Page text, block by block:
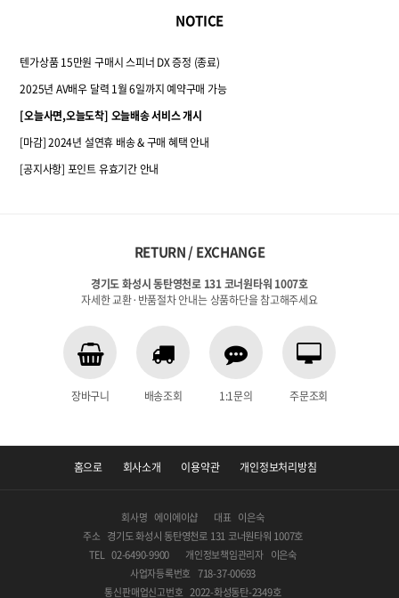
NOTICE
텐가상품 15만원 구매시 스피너 DX 증정 (종료)
2025년 AV배우 달력 1월 6일까지 예약구매 가능
[오늘사면,오늘도착] 오늘배송 서비스 개시
[마감] 2024년 설연휴 배송 & 구매 혜택 안내
[공지사항] 포인트 유효기간 안내
RETURN / EXCHANGE
경기도 화성시 동탄영천로 131 코너원타워 1007호
자세한 교환·반품절차 안내는 상품하단을 참고해주세요
장바구니 배송조회 1:1문의 주문조회
홈으로 회사소개 이용약관 개인정보처리방침
회사명 에이에이샵 대표 이은숙
주소 경기도 화성시 동탄영천로 131 코너원타워 1007호
TEL 02-6490-9900 개인정보책임관리자 이은숙
사업자등록번호 718-37-00693
통신판매업신고번호 2022-화성동탄-2349호